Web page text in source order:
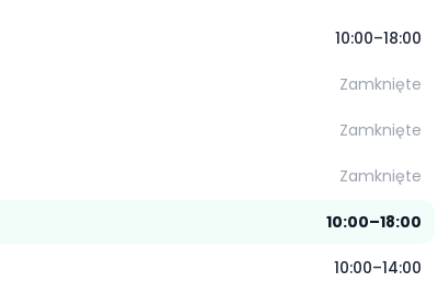
10:00–18:00
Zamknięte
Zamknięte
Zamknięte
10:00–18:00
10:00–14:00